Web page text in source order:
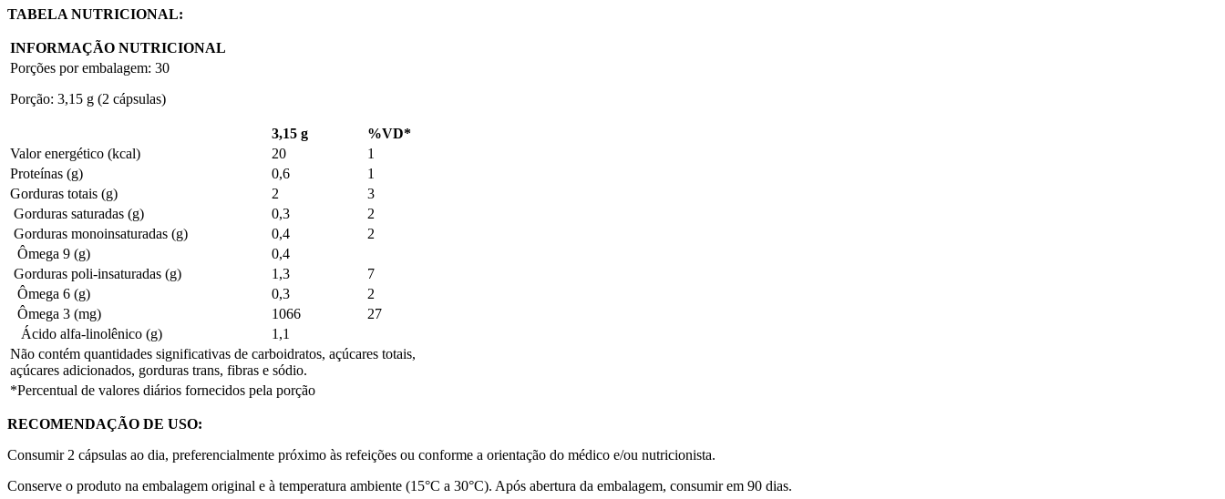
TABELA NUTRICIONAL:
INFORMAÇÃO NUTRICIONAL
Porções por embalagem: 30
Porção: 3,15 g (2 cápsulas)
3,15 g
%VD*
Valor energético (kcal)
20
1
Proteínas (g)
0,6
1
Gorduras totais (g)
2
3
Gorduras saturadas (g)
0,3
2
Gorduras monoinsaturadas (g)
0,4
2
Ômega 9 (g)
0,4
Gorduras poli-insaturadas (g)
1,3
7
Ômega 6 (g)
0,3
2
Ômega 3 (mg)
1066
27
Ácido alfa-linolênico (g)
1,1
Não contém quantidades significativas de carboidratos, açúcares totais,
açúcares adicionados, gorduras trans, fibras e sódio.
*Percentual de valores diários fornecidos pela porção
RECOMENDAÇÃO DE USO:
Consumir 2 cápsulas ao dia, preferencialmente próximo às refeições ou conforme a orientação do médico e/ou nutricionista.
Conserve o produto na embalagem original e à temperatura ambiente (15°C a 30°C). Após abertura da embalagem, consumir em 90 dias.